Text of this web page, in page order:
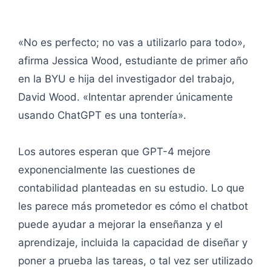
«No es perfecto; no vas a utilizarlo para todo»,
afirma Jessica Wood, estudiante de primer año
en la BYU e hija del investigador del trabajo,
David Wood. «Intentar aprender únicamente
usando ChatGPT es una tontería».
Los autores esperan que GPT-4 mejore
exponencialmente las cuestiones de
contabilidad planteadas en su estudio. Lo que
les parece más prometedor es cómo el chatbot
puede ayudar a mejorar la enseñanza y el
aprendizaje, incluida la capacidad de diseñar y
poner a prueba las tareas, o tal vez ser utilizado